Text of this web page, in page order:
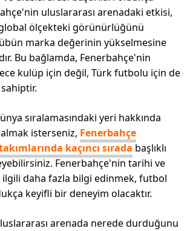
uluslararası arenadaki etkisi,
ölçekteki görünürlüğünü
marka değerinin yükselmesine
Bu bağlamda, Fenerbahçe'nin
kulüp için değil, Türk futbolu için de
sıralamasındaki yeri hakkında
isterseniz, Fenerbahçe
kaçıncı sırada başlıklı
Fenerbahçe'nin tarihi ve
daha fazla bilgi edinmek, futbol
keyifli bir deneyim olacaktır.
arenada nerede durduğunu